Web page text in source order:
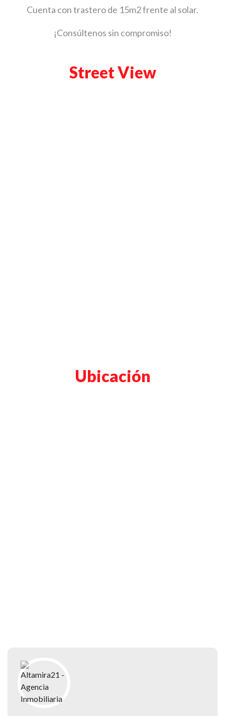
Cuenta con trastero de 15m2 frente al solar.
¡Consúltenos sin compromiso!
Street View
Ubicación